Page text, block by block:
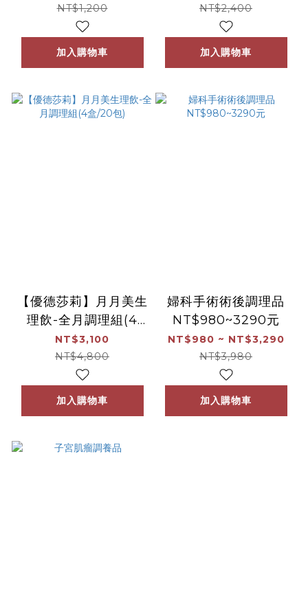
NT$1,200
加入購物車
NT$2,400
加入購物車
【優德莎莉】月月美生
理飲-全月調理組(4
盒/20包)
NT$3,100
NT$4,800
加入購物車
婦科手術術後調理品
NT$980~3290元
NT$980 ~ NT$3,290
NT$3,980
加入購物車